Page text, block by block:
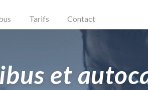
Tarifs Contact
et